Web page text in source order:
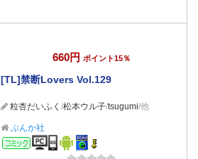
660円 ポイント15％
[TL]禁断Lovers Vol.129
粒杏だいふく /松本ウル子/tsugumi/他
ぶんか社
コミック